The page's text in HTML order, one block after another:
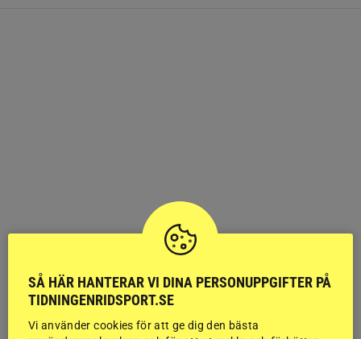
SÅ HÄR HANTERAR VI DINA PERSONUPPGIFTER PÅ
TIDNINGENRIDSPORT.SE
Vi använder cookies för att ge dig den bästa